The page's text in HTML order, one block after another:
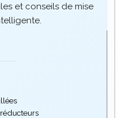
et conseils de mise